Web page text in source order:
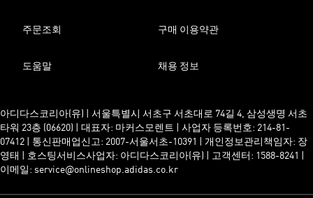
주문조회 구매 이용약관
도움말 채용 정보
아디다스코리아(유) | 서울특별시 서초구 서초대로 74길 4, 삼성생명 서초
타워 23층 (06620) | 대표자: 마커스모렌트 | 사업자 등록번호: 214-81-
07412 | 통신판매업신고: 2007-서울서초-10391 | 개인정보관리책임자: 장
영태 | 호스팅서비스사업자: 아디다스코리아(유) | 고객센터: 1588-8241 |
이메일: service@onlineshop.adidas.co.kr